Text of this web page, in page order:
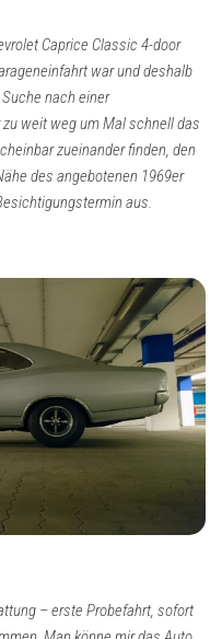
Caprice Classic 4-door
war und deshalb
nach einer
weit weg um Mal schnell das
zueinander finden, den
des angebotenen 1969er
aus.
– erste Probefahrt, sofort